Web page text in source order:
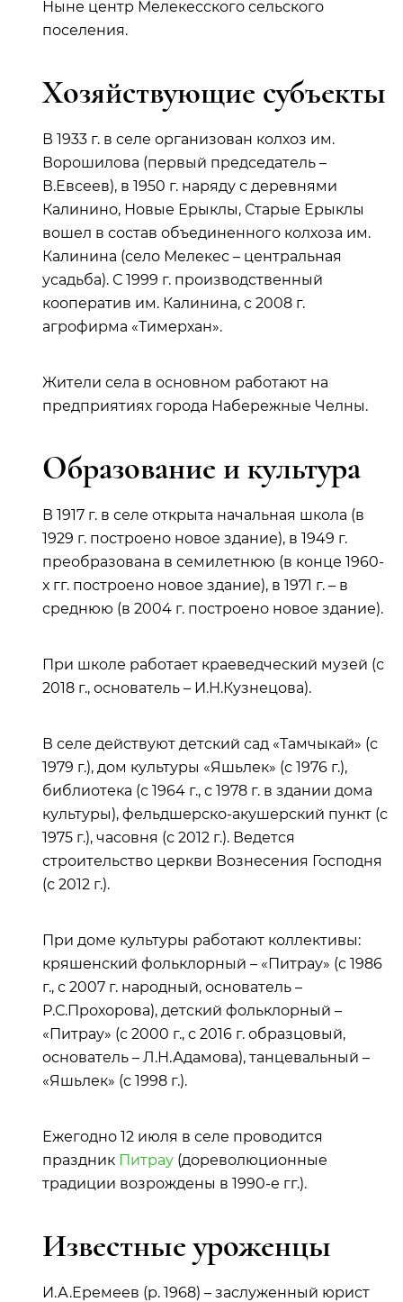
Ныне центр Мелекесского сельского
поселения.
Хозяйствующие субъекты
В 1933 г. в селе организован колхоз им.
Ворошилова (первый председатель –
В.Евсеев), в 1950 г. наряду с деревнями
Калинино, Новые Ерыклы, Старые Ерыклы
вошел в состав объединенного колхоза им.
Калинина (село Мелекес – центральная
усадьба). С 1999 г. производственный
кооператив им. Калинина, с 2008 г.
агрофирма «Тимерхан».
Жители села в основном работают на
предприятиях города Набережные Челны.
Образование и культура
В 1917 г. в селе открыта начальная школа (в
1929 г. построено новое здание), в 1949 г.
преобразована в семилетнюю (в конце 1960-
х гг. построено новое здание), в 1971 г. – в
среднюю (в 2004 г. построено новое здание).
При школе работает краеведческий музей (с
2018 г., основатель – И.Н.Кузнецова).
В селе действуют детский сад «Тамчыкай» (с
1979 г.), дом культуры «Яшьлек» (с 1976 г.),
библиотека (с 1964 г., с 1978 г. в здании дома
культуры), фельдшерско-акушерский пункт (с
1975 г.), часовня (с 2012 г.). Ведется
строительство церкви Вознесения Господня
(с 2012 г.).
При доме культуры работают коллективы:
кряшенский фольклорный – «Питрау» (с 1986
г., с 2007 г. народный, основатель –
Р.С.Прохорова), детский фольклорный –
«Питрау» (с 2000 г., с 2016 г. образцовый,
основатель – Л.Н.Адамова), танцевальный –
«Яшьлек» (с 1998 г.).
Ежегодно 12 июля в селе проводится
праздник Питрау (дореволюционные
традиции возрождены в 1990-е гг.).
Известные уроженцы
И.А.Еремеев (р. 1968) – заслуженный юрист